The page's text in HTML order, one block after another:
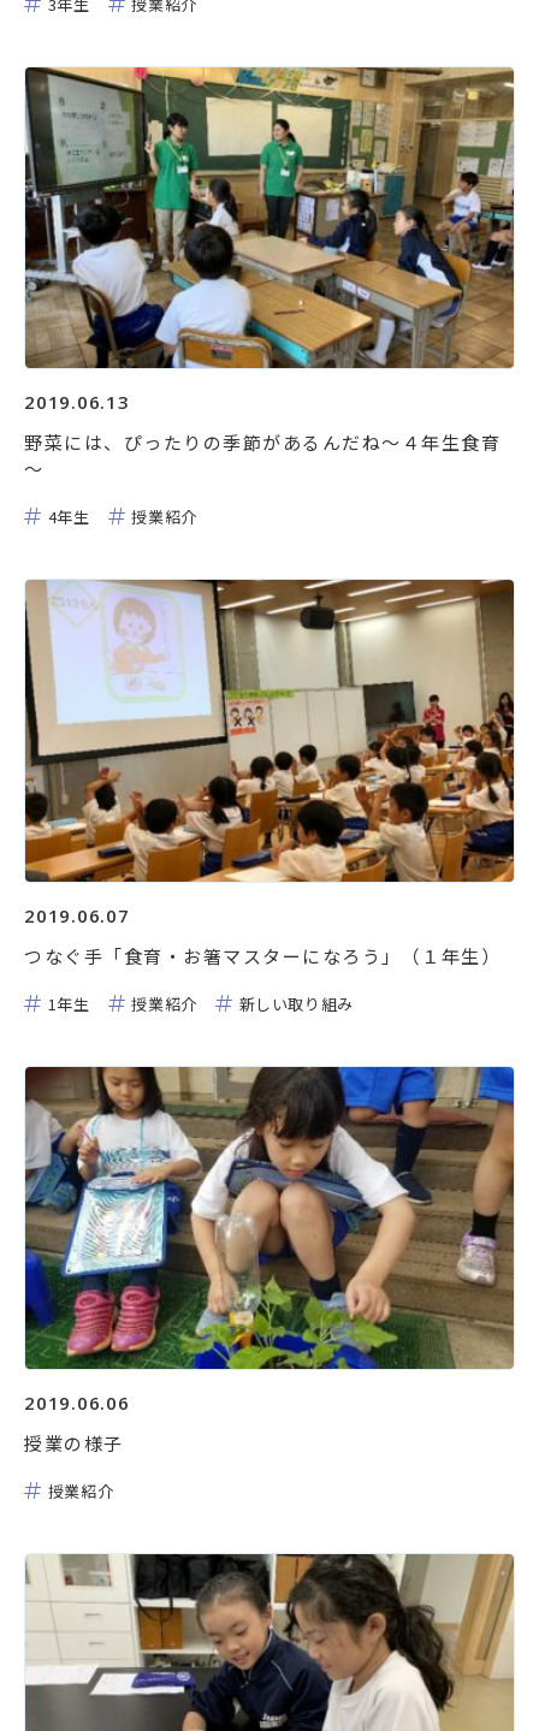
2019.06.13
野菜には、ぴったりの季節があるんだね～４年生食育
～
4年生 授業紹介
2019.06.07
つなぐ手「食育・お箸マスターになろう」（１年生）
1年生 授業紹介 新しい取り組み
2019.06.06
授業の様子
授業紹介